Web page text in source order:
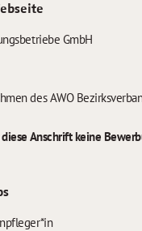
GmbH
des AWO
Anschrift keine